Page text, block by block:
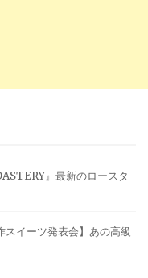
』最新のロースタ
イーツ発表会】あの高級